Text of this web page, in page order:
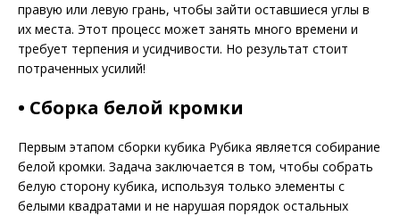
правую или левую грань, чтобы зайти оставшиеся углы в
их места. Этот процесс может занять много времени и
требует терпения и усидчивости. Но результат стоит
потраченных усилий!
• Сборка белой кромки
Первым этапом сборки кубика Рубика является собирание
белой кромки. Задача заключается в том, чтобы собрать
белую сторону кубика, используя только элементы с
белыми квадратами и не нарушая порядок остальных